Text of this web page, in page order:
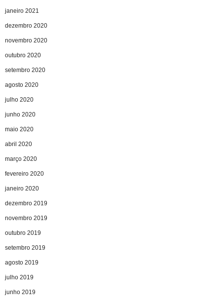
janeiro 2021
dezembro 2020
novembro 2020
outubro 2020
setembro 2020
agosto 2020
julho 2020
junho 2020
maio 2020
abril 2020
março 2020
fevereiro 2020
janeiro 2020
dezembro 2019
novembro 2019
outubro 2019
setembro 2019
agosto 2019
julho 2019
junho 2019